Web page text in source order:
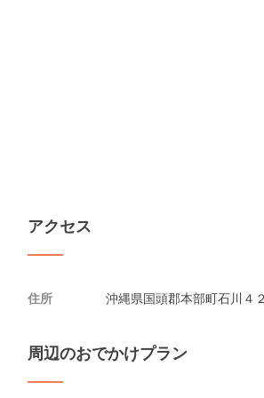
アクセス
住所 沖縄県国頭郡本部町石川４
周辺のおでかけプラン